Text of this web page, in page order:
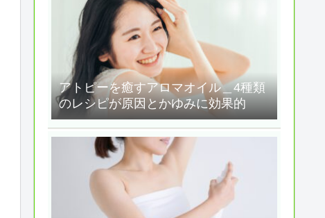
アトピーを癒すアロマオイル＿4種類
のレシピが原因とかゆみに効果的